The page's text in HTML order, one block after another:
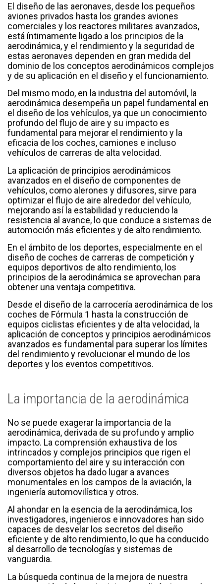
El diseño de las aeronaves, desde los pequeños
aviones privados hasta los grandes aviones
comerciales y los reactores militares avanzados,
está íntimamente ligado a los principios de la
aerodinámica, y el rendimiento y la seguridad de
estas aeronaves dependen en gran medida del
dominio de los conceptos aerodinámicos complejos
y de su aplicación en el diseño y el funcionamiento.
Del mismo modo, en la industria del automóvil, la
aerodinámica desempeña un papel fundamental en
el diseño de los vehículos, ya que un conocimiento
profundo del flujo de aire y su impacto es
fundamental para mejorar el rendimiento y la
eficacia de los coches, camiones e incluso
vehículos de carreras de alta velocidad.
La aplicación de principios aerodinámicos
avanzados en el diseño de componentes de
vehículos, como alerones y difusores, sirve para
optimizar el flujo de aire alrededor del vehículo,
mejorando así la estabilidad y reduciendo la
resistencia al avance, lo que conduce a sistemas de
automoción más eficientes y de alto rendimiento.
En el ámbito de los deportes, especialmente en el
diseño de coches de carreras de competición y
equipos deportivos de alto rendimiento, los
principios de la aerodinámica se aprovechan para
obtener una ventaja competitiva.
Desde el diseño de la carrocería aerodinámica de los
coches de Fórmula 1 hasta la construcción de
equipos ciclistas eficientes y de alta velocidad, la
aplicación de conceptos y principios aerodinámicos
avanzados es fundamental para superar los límites
del rendimiento y revolucionar el mundo de los
deportes y los eventos competitivos.
La importancia de la aerodinámica
No se puede exagerar la importancia de la
aerodinámica, derivada de su profundo y amplio
impacto. La comprensión exhaustiva de los
intrincados y complejos principios que rigen el
comportamiento del aire y su interacción con
diversos objetos ha dado lugar a avances
monumentales en los campos de la aviación, la
ingeniería automovilística y otros.
Al ahondar en la esencia de la aerodinámica, los
investigadores, ingenieros e innovadores han sido
capaces de desvelar los secretos del diseño
eficiente y de alto rendimiento, lo que ha conducido
al desarrollo de tecnologías y sistemas de
vanguardia.
La búsqueda continua de la mejora de nuestra